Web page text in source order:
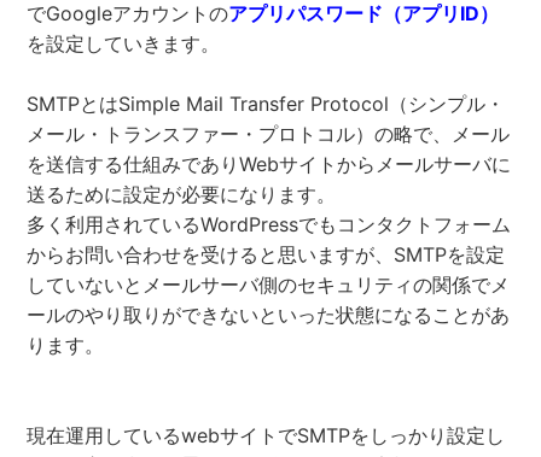
でGoogleアカウントのアプリパスワード（アプリID）
を設定していきます。
SMTPとはSimple Mail Transfer Protocol（シンプル・
メール・トランスファー・プロトコル）の略で、メール
を送信する仕組みでありWebサイトからメールサーバに
送るために設定が必要になります。
多く利用されているWordPressでもコンタクトフォーム
からお問い合わせを受けると思いますが、SMTPを設定
していないとメールサーバ側のセキュリティの関係でメ
ールのやり取りができないといった状態になることがあ
ります。
現在運用しているwebサイトでSMTPをしっかり設定し